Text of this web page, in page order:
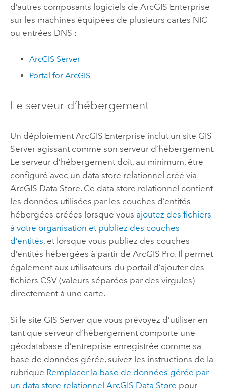
d’autres composants logiciels de ArcGIS Enterprise
sur les machines équipées de plusieurs cartes NIC
ou entrées DNS :
ArcGIS Server
Portal for ArcGIS
Le serveur d’hébergement
Un déploiement ArcGIS Enterprise inclut un site GIS
Serveragissant comme son serveur d’hébergement.
Le serveur d’hébergement doit, au minimum, être
configuré avec un data store relationnel créé via
ArcGIS Data Store. Ce data store relationnel contient
les données utilisées par les couches d’entités
hébergées créées lorsque vous ajoutez des fichiers
à votre organisation et publiez des couches
d’entités, et lorsque vous publiez des couches
d’entités hébergées à partir de ArcGIS Pro. Il permet
également aux utilisateurs du portail d’ajouter des
fichiers CSV (valeurs séparées par des virgules)
directement à une carte.
Si le site GIS Serverque vous prévoyez d’utiliser en
tant que serveur d’hébergement comporte une
géodatabase d’entreprise enregistrée comme sa
base de données gérée, suivez les instructions de la
rubrique Remplacer la base de données gérée par
un data store relationnel ArcGIS Data Store pour